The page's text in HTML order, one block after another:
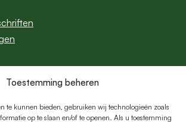
Toestemming beheren
te kunnen bieden, gebruiken wij technologieën zoals
op te slaan en/of te openen. Als u toestemming
op onze nieuwsbrief